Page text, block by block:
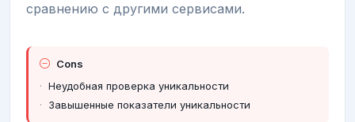
сравнению с другими сервисами.
Cons
Неудобная проверка уникальности
Завышенные показатели уникальности